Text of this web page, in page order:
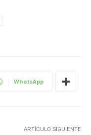
WhatsApp
ARTÍCULO SIGUIENTE